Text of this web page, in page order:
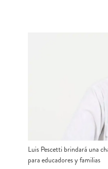
Luis Pescetti brindará una
para educadores y familias